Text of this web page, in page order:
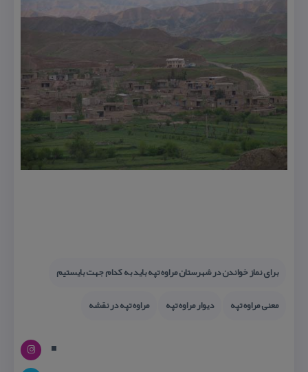
برای نماز خواندن در شهرستان مراوه تپه باید به كدام جهت بایستیم
معنی مراوه تپه
دیوار مراوه تپه مراوه تپه در نقشه